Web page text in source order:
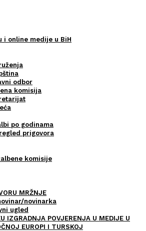
i online medije u BiH
odbor
komisija
po godinama
prigovora
komisije
MRŽNJE
novinarka
ugled
IZGRADNJA POVJERENJA U MEDIJE U
EUROPI I TURSKOJ